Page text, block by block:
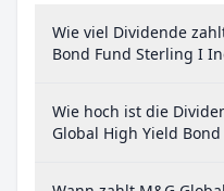
Wie viel Dividende
Bond Fund Sterling I
Wie hoch ist die
Global High Yield